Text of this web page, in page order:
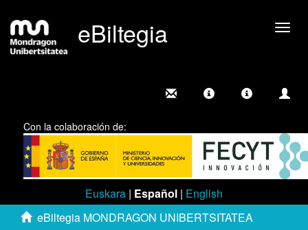
eBiltegia
Con la colaboración de:
Euskara | Español | English
eBiltegia MONDRAGON UNIBERTSITATEA